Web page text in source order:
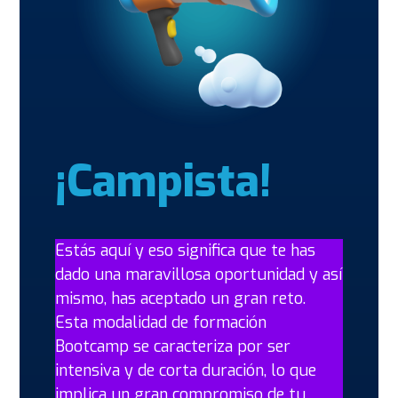
¡Campista!
Estás aquí y eso significa que te has
dado una maravillosa oportunidad y así
mismo, has aceptado un gran reto.
Esta modalidad de formación
Bootcamp se caracteriza por ser
intensiva y de corta duración, lo que